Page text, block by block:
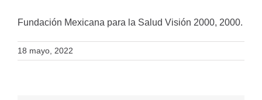
Fundación Mexicana para la Salud Visión 2000, 2000.
18 mayo, 2022